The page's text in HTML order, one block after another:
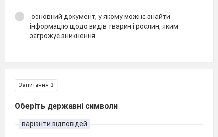
основний документ, у якому можна знайти
інформацію щодо видів тварин і рослин, яким
загрожує зникнення
Запитання 3
Оберіть державні символи
варіанти відповідей